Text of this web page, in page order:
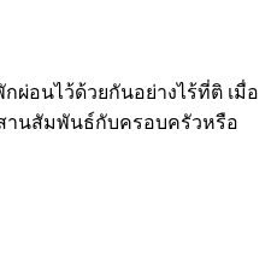
ผ่อนไว้ด้วยกันอย่างไร้ที่ติ เมื่อ
สานสัมพันธ์กับครอบครัวหรือ